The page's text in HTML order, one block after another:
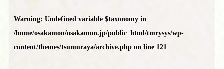
Warning: Undefined variable $taxonomy in
/home/osakamon/osakamon.jp/public_html/tmrysys/wp-
content/themes/tsumuraya/archive.php on line 121